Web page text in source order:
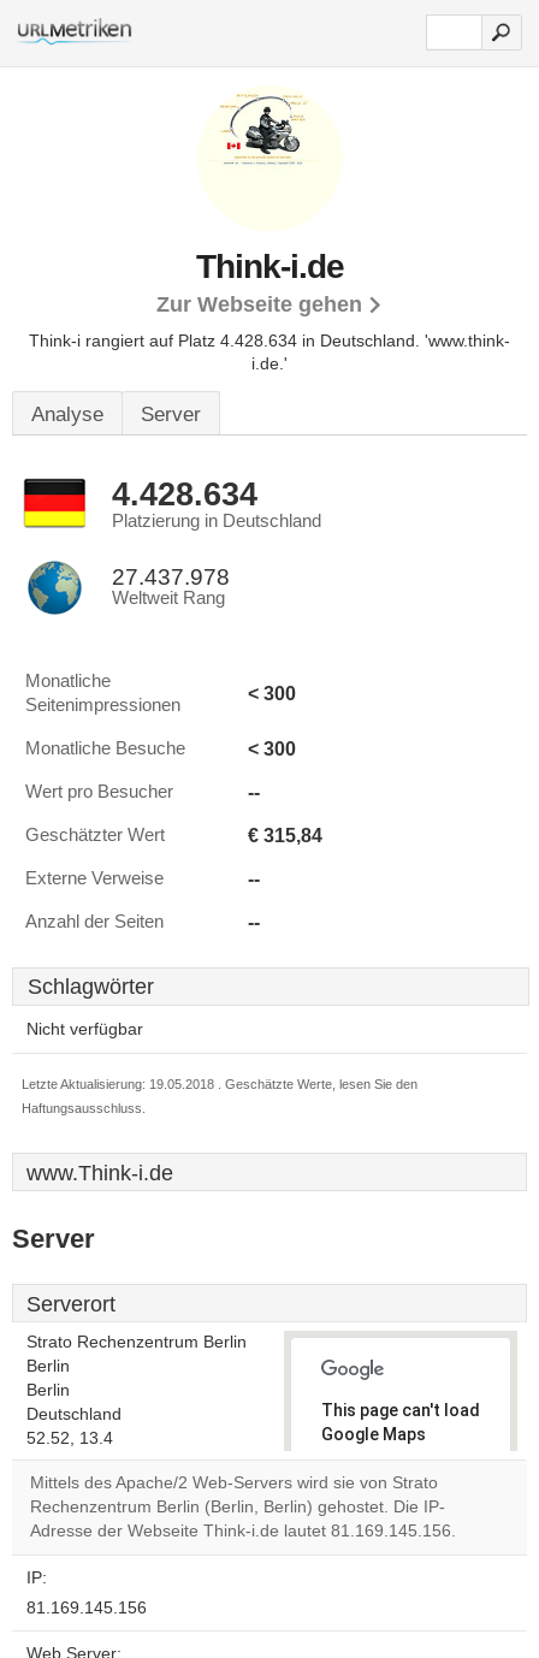
Think-i.de
Zur Webseite gehen
Think-i rangiert auf Platz 4.428.634 in Deutschland. 'www.think-
i.de.'
Analyse Server
4.428.634
Platzierung in Deutschland
27.437.978
Weltweit Rang
Monatliche
Seitenimpressionen
< 300
Monatliche Besuche < 300
Wert pro Besucher --
Geschätzter Wert € 315,84
Externe Verweise --
Anzahl der Seiten --
Schlagwörter
Nicht verfügbar
Letzte Aktualisierung: 19.05.2018 . Geschätzte Werte, lesen Sie den
Haftungsausschluss.
www.Think-i.de
Server
Serverort
Strato Rechenzentrum Berlin
Berlin
Berlin
Deutschland
52.52, 13.4
This page can't load
Google Maps
correctly.
Do you
own this
Mittels des Apache/2 Web-Servers wird sie von Strato
Rechenzentrum Berlin (Berlin, Berlin) gehostet. Die IP-
Adresse der Webseite Think-i.de lautet 81.169.145.156.
IP:
81.169.145.156
Web Server: